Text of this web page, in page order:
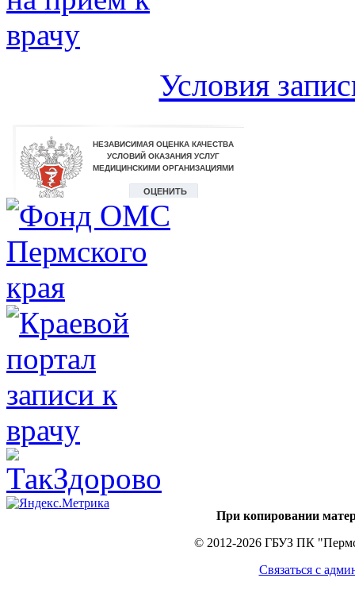
Условия
При копировании
© 2012-2026 ГБУЗ ПК
Связаться с